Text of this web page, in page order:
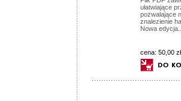
ułatwiające
pozwalające
znalezienie
Nowa
cena: 50,00 zł